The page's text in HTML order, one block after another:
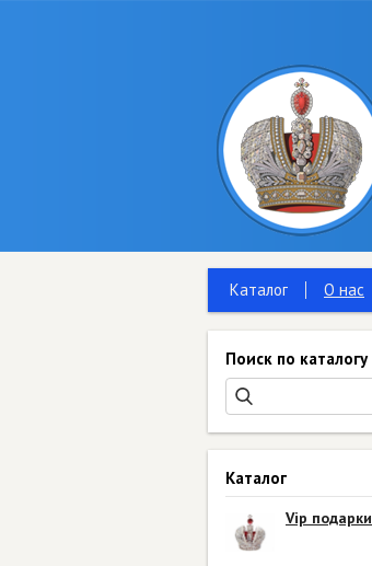
Каталог О нас
Поиск по каталогу
Каталог
Vip подарки